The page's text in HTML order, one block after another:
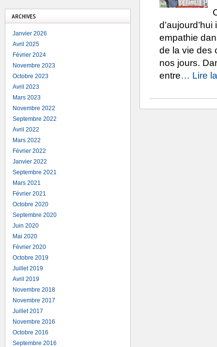
empathie
de la vie des
nos jours.
entre… Lire
ARCHIVES
Janvier 2026
Avril 2025
Février 2024
Novembre 2023
Octobre 2023
Avril 2023
Mars 2023
Novembre 2022
Septembre 2022
Avril 2022
Mars 2022
Février 2022
Janvier 2022
Septembre 2021
Mars 2021
Février 2021
Octobre 2020
Septembre 2020
Juin 2020
Mai 2020
Février 2020
Octobre 2019
Juillet 2019
Avril 2019
Novembre 2018
Novembre 2017
Juillet 2017
Novembre 2016
Octobre 2016
Septembre 2016